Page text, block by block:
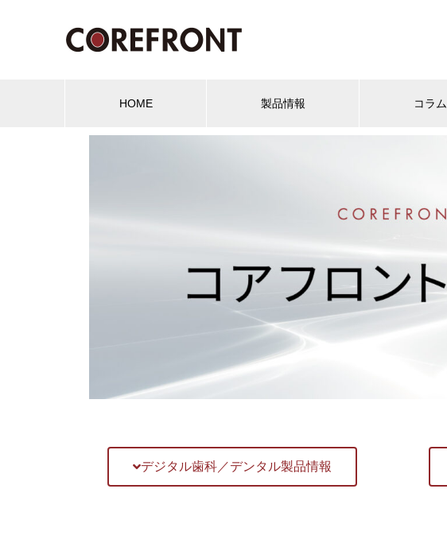
HOME 製品情報 コラム
デジタル歯科／デンタル製品情報